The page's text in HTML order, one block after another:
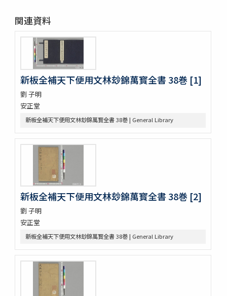
天地萬物造化論
新刻増校切用正音郷談雜字大全 2巻 (存1巻)
黍稷稲粱辧
松の落葉 (存4巻)
節用集 2巻
倭意三百首
字鏡集 20巻
愚管鈔 7巻
懐風藻
摩訶般若波羅蜜經 30巻 (存5巻)
六根清浄大祓 . 神道大意
ますかゝみ 17巻
信長記 15巻
建礼門院右京大夫家集 2巻
三國佛法傳通縁起 3巻
列子鬳齋口義 2巻
をみなへし 3巻
鴨長明方丈記之抄
なくさみ草 8巻
長恨歌 1巻坿傳1巻琵琶行1巻野馬臺詩1巻
一宮巡詣記抜粹 2巻 (存1巻)
花街漫録 2巻
北女閭起原 3巻
関連資料
新板全補天下便用文林玅錦萬寳全書 38巻 [1]
劉 子明
安正堂
新板全補天下便用文林玅錦萬寳全書 38巻 | General Library
新板全補天下便用文林玅錦萬寳全書 38巻 [2]
劉 子明
安正堂
新板全補天下便用文林玅錦萬寳全書 38巻 | General Library